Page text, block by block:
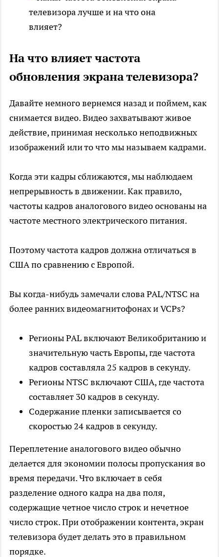
На что влияет частота
обновления экрана телевизора?
Давайте немного вернемся назад и поймем, как
снимается видео. Видео захватывают живое
действие, принимая несколько неподвижных
изображений или то что мы называем кадрами.
Когда эти кадры сближаются, мы наблюдаем
непрерывность в движении. Как правило,
частоты кадров аналогового видео основаны на
частоте местного электрического питания.
Поэтому частота кадров должна отличаться в
США по сравнению с Европой.
Вы когда-нибудь замечали слова PAL/NTSC на
более ранних видеомагнитофонах и VCPs?
Регионы PAL включают Великобританию и
значительную часть Европы, где частота
кадров составляла 25 кадров в секунду.
Регионы NTSC включают США, где частота
составляет 30 кадров в секунду.
Содержание пленки записывается со
скоростью 24 кадров в секунду.
Переплетение аналогового видео обычно
делается для экономии полосы пропускания во
время передачи. Что включает в себя
разделение одного кадра на два поля,
содержащие четное число строк и нечетное
число строк. При отображении контента, экран
телевизора будет делать это в правильном
порядке.